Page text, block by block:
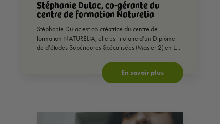
Stéphanie Dulac, co-gérante du
centre de formation Naturelia
Stéphanie Dulac est co-créatrice du centre de
formation NATURELIA, elle est titulaire d’un Diplôme
de d'études Supérieures Spécalisées (Master 2) en L...
En savoir plus